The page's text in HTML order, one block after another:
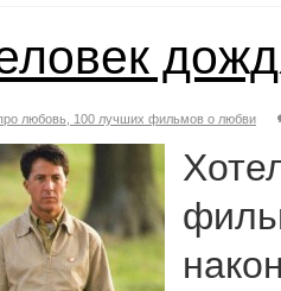
любовь, 100 лучших фильмов о любви